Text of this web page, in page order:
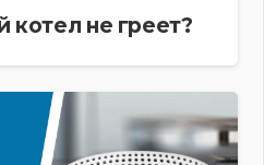
котел не греет?